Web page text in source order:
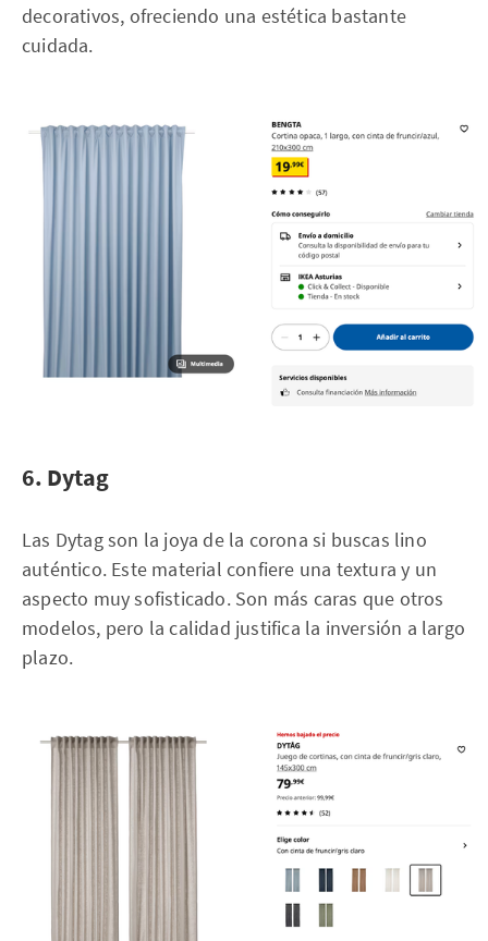
decorativos, ofreciendo una estética bastante
cuidada.
6. Dytag
Las Dytag son la joya de la corona si buscas lino
auténtico. Este material confiere una textura y un
aspecto muy sofisticado. Son más caras que otros
modelos, pero la calidad justifica la inversión a largo
plazo.